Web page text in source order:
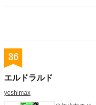
36
エルドラルド
yoshimax